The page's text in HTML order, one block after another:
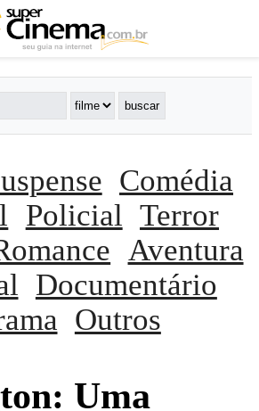
Comédia
Policial Terror
Aventura
Documentário
Outros
Uma